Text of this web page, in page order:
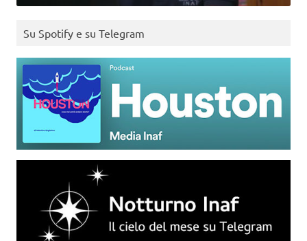
Su Spotify e su Telegram